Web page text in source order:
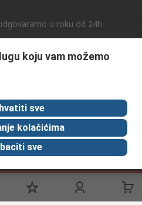
u roku od 24h
Industrijska
Proizvodnja
koju vam možemo
sve
kolačićima
sve